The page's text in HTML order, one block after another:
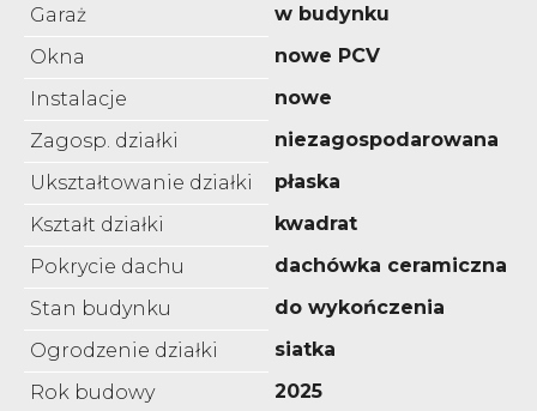
Garaż
w budynku
Okna
nowe PCV
Instalacje
nowe
Zagosp. działki
niezagospodarowana
Ukształtowanie działki
płaska
Kształt działki
kwadrat
Pokrycie dachu
dachówka ceramiczna
Stan budynku
do wykończenia
Ogrodzenie działki
siatka
Rok budowy
2025